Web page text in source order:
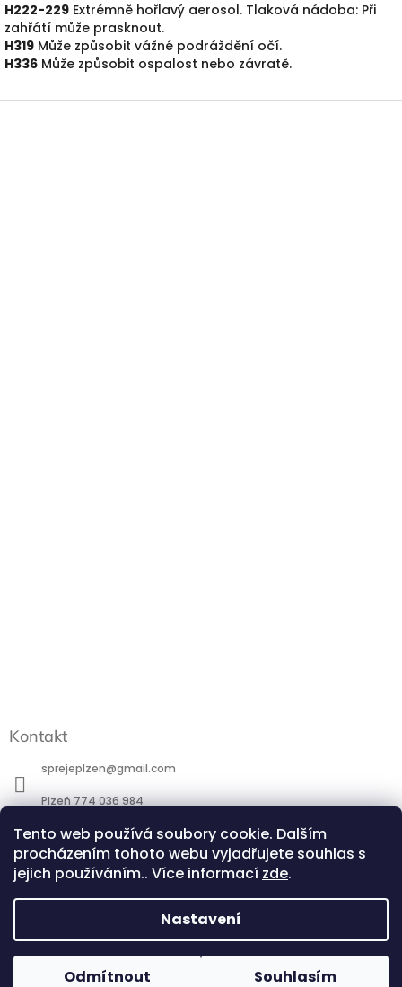
Tento web používá soubory cookie. Dalším
procházením tohoto webu vyjadřujete souhlas s
jejich používáním.. Více informací zde.
Nastavení
Odmítnout Souhlasím
od jednoho odstínu, prosím, ověřte telefonicky. Děkujeme! Již
H222-229 Extrémně hořlavý aerosol. Tlaková nádoba: Při
zahřátí může prasknout.
H319 Může způsobit vážné podráždění očí.
H336 Může způsobit ospalost nebo závratě.
Kontakt
sprejeplzen@gmail.com
Plzeň 774 036 984
Praha 777 088 184
http://www.facebook.com/profile.php?id=100095266581744
@sprejeplzen.cz
Vytvořil ShoptetCopyright 2026 SprejePlzeň.cz. Všechna práva